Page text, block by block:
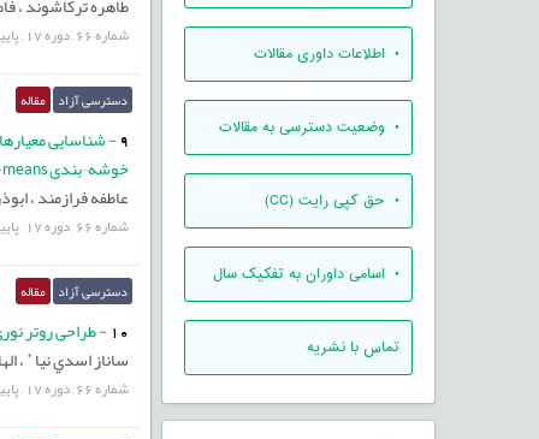
• اطلاعات داوری مقالات
• وضعیت دسترسی به مقالات
• حق کپی رایت (CC)
• اسامی داوران به تفکیک سال
تماس با نشریه
شماره66
,دوره17
,
دسترسی آزاد مقاله
9
-
خوشه¬بندی K-means
عاطفه فرازمند ،
شماره66
,دوره17
,
دسترسی آزاد مقاله
10
-طراحی روتر
ساناز اسدي نيا*،
شماره66
,دوره17
,